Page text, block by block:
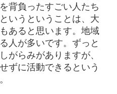
背負ったすごい人たち
いうということは、大
あると思います。地域
人が多いです。ずっと
がらみがありますが、
ずに活動できるという